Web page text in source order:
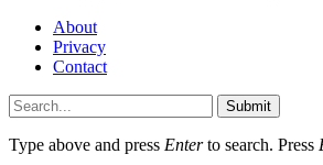
About
Privacy
Contact
Submit
Type above and press Enterto search. Press